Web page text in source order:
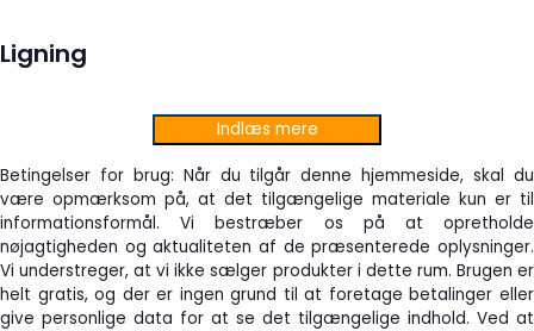
Ligning
Indlæs mere
Betingelser for brug: Når du tilgår denne hjemmeside, skal du
være opmærksom på, at det tilgængelige materiale kun er til
informationsformål. Vi bestræber os på at opretholde
nøjagtigheden og aktualiteten af de præsenterede oplysninger.
Vi understreger, at vi ikke sælger produkter i dette rum. Brugen er
helt gratis, og der er ingen grund til at foretage betalinger eller
give personlige data for at se det tilgængelige indhold. Ved at